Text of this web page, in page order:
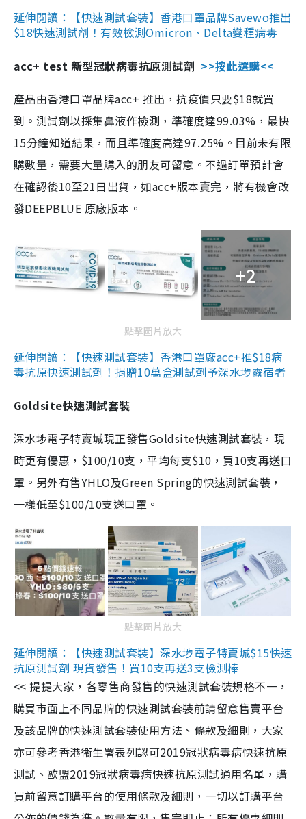
延伸閱讀：【快速測試套裝】香港口罩品牌Savewo推出
$18快速測試劑！有效檢測Omicron、Delta變種病毒
acc+ test 新型冠狀病毒抗原測試劑 >>按此選購<<
產品由香港口罩品牌acc+ 推出，抗疫價只要$18就買
到。測試劑以採集鼻液作檢測，準確度達99.03%，最快
15分鐘知道結果，而且準確度高達97.25%。目前未有限
購數量，需要大量購入的朋友可留意。不過訂單預計會
在確認後10至21日出貨，如acc+版本賣完，將有機會改
發DEEPBLUE 原廠版本。
+2
點擊圖片放大
延伸閱讀：【快速測試套裝】香港口罩廠acc+推$18病
毒抗原快速測試劑！捐贈10萬盒測試劑予深水埗露宿者
Goldsite快速測試套裝
深水埗電子特賣城現正發售Goldsite快速測試套裝，現
時更有優惠，$100/10支，平均每支$10，買10支再送口
罩。另外有售YHLO及Green Spring的快速測試套裝，
一樣低至$100/10支送口罩。
點擊圖片放大
延伸閱讀：【快速測試套裝】深水埗電子特賣城$15快速
抗原測試劑 現貨發售！買10支再送3支檢測棒
<< 提提大家，各零售商發售的快速測試套裝規格不一，
購買市面上不同品牌的快速測試套裝前請留意售賣平台
及該品牌的快速測試套裝使用方法、條款及細則，大家
亦可參考香港衞生署表列認可2019冠狀病毒病快速抗原
測試、歐盟2019冠狀病毒病快速抗原測試通用名單，購
買前留意訂購平台的使用條款及細則，一切以訂購平台